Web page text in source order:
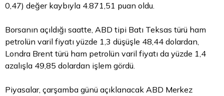
0,47) değer kaybıyla 4.871,51 puan oldu.
Borsanın açıldığı saatte, ABD tipi Batı Teksas türü ham
petrolün varil fiyatı yüzde 1,3 düşüşle 48,44 dolardan,
Londra Brent türü ham petrolün varil fiyatı da yüzde 1,4
azalışla 49,85 dolardan işlem gördü.
Piyasalar, çarşamba günü açıklanacak ABD Merkez